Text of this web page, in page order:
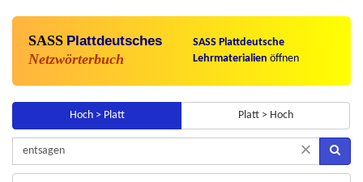
SASS Plattdeutsches
Netzwörterbuch
SASS Plattdeutsche
Lehrmaterialien öffnen
Hoch > Platt Platt > Hoch
×